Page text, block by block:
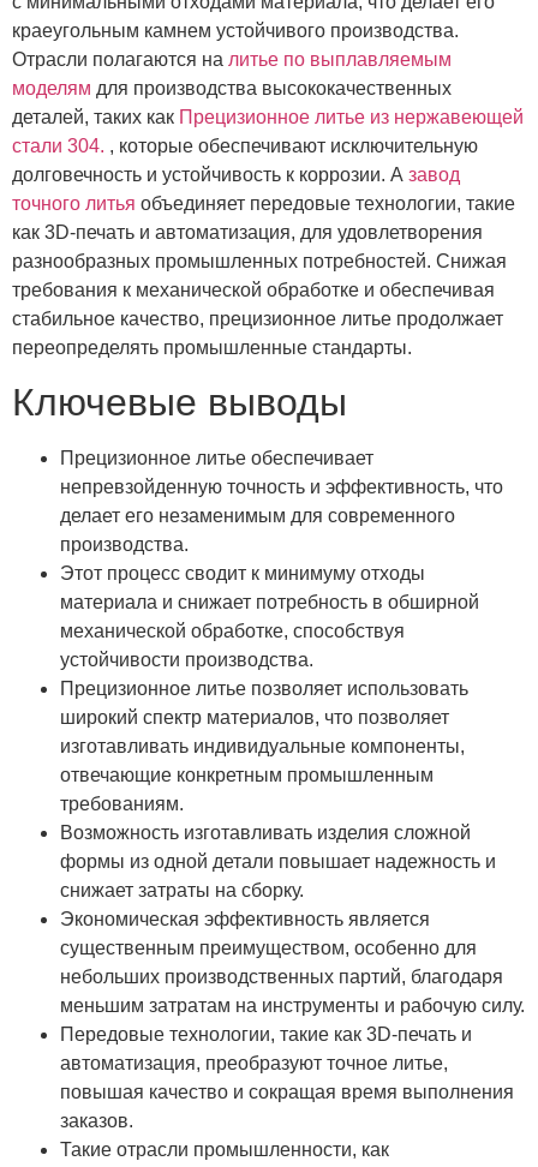
краеугольным камнем устойчивого производства.
Отрасли полагаются на литье по выплавляемым
моделям для производства высококачественных
деталей, таких как Прецизионное литье из нержавеющей
стали 304. , которые обеспечивают исключительную
долговечность и устойчивость к коррозии. А завод
точного литья объединяет передовые технологии, такие
как 3D-печать и автоматизация, для удовлетворения
разнообразных промышленных потребностей. Снижая
требования к механической обработке и обеспечивая
стабильное качество, прецизионное литье продолжает
переопределять промышленные стандарты.
Ключевые выводы
Прецизионное литье обеспечивает
непревзойденную точность и эффективность, что
делает его незаменимым для современного
производства.
Этот процесс сводит к минимуму отходы
материала и снижает потребность в обширной
механической обработке, способствуя
устойчивости производства.
Прецизионное литье позволяет использовать
широкий спектр материалов, что позволяет
изготавливать индивидуальные компоненты,
отвечающие конкретным промышленным
требованиям.
Возможность изготавливать изделия сложной
формы из одной детали повышает надежность и
снижает затраты на сборку.
Экономическая эффективность является
существенным преимуществом, особенно для
небольших производственных партий, благодаря
меньшим затратам на инструменты и рабочую силу.
Передовые технологии, такие как 3D-печать и
автоматизация, преобразуют точное литье,
повышая качество и сокращая время выполнения
заказов.
Такие отрасли промышленности, как